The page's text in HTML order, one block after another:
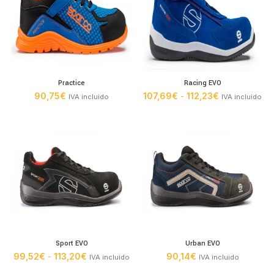
Practice
90,75€ IVA incluido
Racing EVO
107,69€ - 112,23€ Rango
IVA incluido
Sport EVO
99,52€ - 113,20€ Rango
IVA incluido
Urban EVO
90,14€ IVA incluido